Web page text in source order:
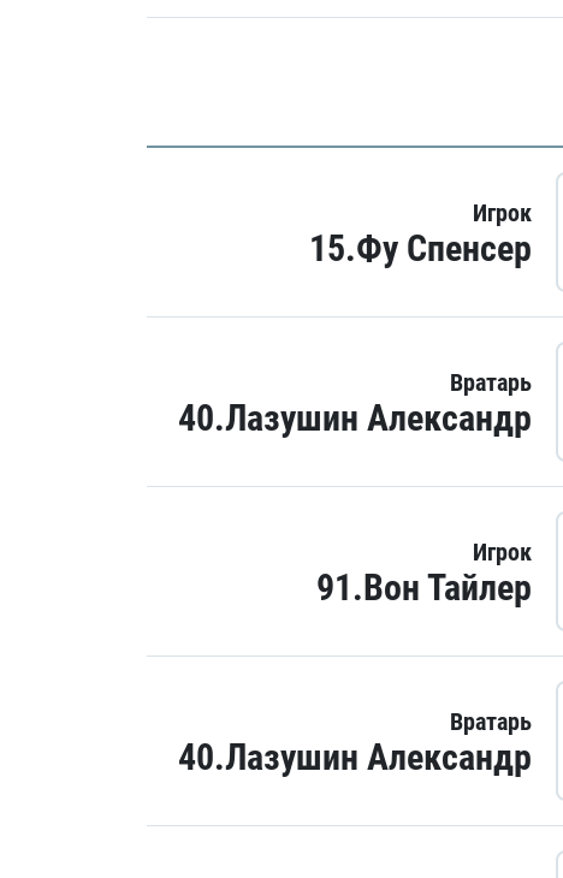
Игрок
15.Фу Спенсер
Вратарь
40.Лазушин Александр
Игрок
91.Вон Тайлер
Вратарь
40.Лазушин Александр